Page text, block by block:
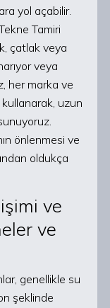
yol açabilir.
Tamiri
çatlak veya
veya
her marka ve
uzun
önlenmesi ve
oldukça
ve
ve
genellikle su
şeklinde